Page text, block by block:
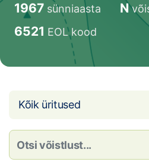
Orienteerujale
Eesti Orienteerumine 100!
Noored
1967 sünniaasta N
6521 EOL kood
Kõik üritused